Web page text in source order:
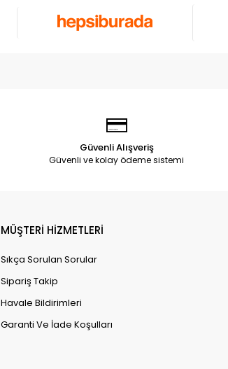
Güvenli Alışveriş
Güvenli ve kolay ödeme sistemi
MÜŞTERİ HİZMETLERİ
Sıkça Sorulan Sorular
Sipariş Takip
Havale Bildirimleri
Garanti Ve İade Koşulları